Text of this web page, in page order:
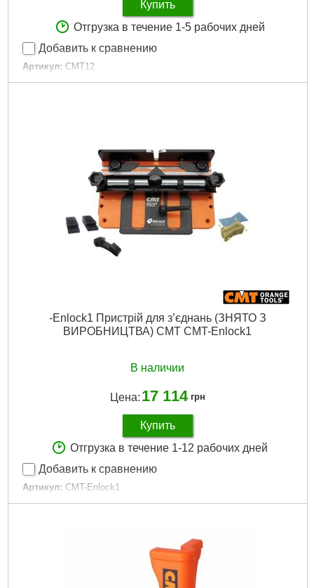
Купить
Отгрузка в течение 1-5 рабочих дней
Добавить к сравнению
Артикул: CMT12
Код товара: 30.96.16
Габариты упаковки: 250x180x120 мм
2,646 г
Подробнее...
-Enlock1 Пристрій для з’єднань (ЗНЯТО З
ВИРОБНИЦТВА) CMT CMT-Enlock1
В наличии
Цена: 17 114 грн
Купить
Отгрузка в течение 1-12 рабочих дней
Добавить к сравнению
Артикул: CMT-Enlock1
Код товара: 30.31.68